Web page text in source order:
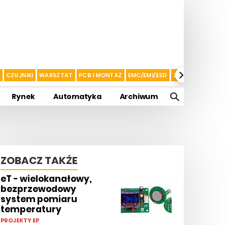
CZUJNIKI WARSZTAT PCB I MONTAŻ EMC/EMI/ESD ZASILANIE I
Rynek Automatyka Archiwum
ZOBACZ TAKŻE
eT - wielokanałowy,
bezprzewodowy
system pomiaru
temperatury
PROJEKTY EP